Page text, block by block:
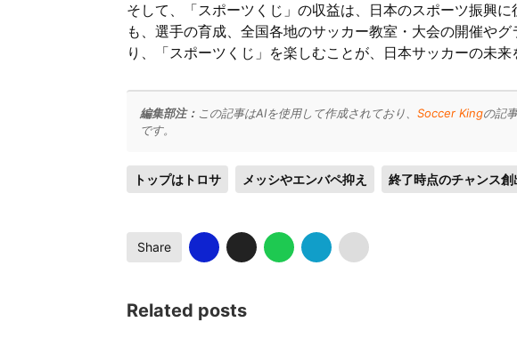
そして、「スポーツくじ」の収益は、日本のスポーツ振興
も、選手の育成、全国各地のサッカー教室・大会の開催や
り、「スポーツくじ」を楽しむことが、日本サッカーの未来
編集部注： この記事はAIを使用して作成されており、 Soccer Kingの記
です。
トップはトロサ メッシやエンバペ抑え 終了時点のチャンス創
Share
Related posts